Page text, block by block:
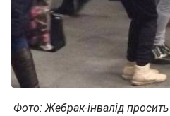
Фото: Жебрак-інвалід